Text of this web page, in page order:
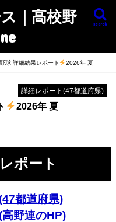
｜高校野
search
球 詳細結果レポート 2026年 夏
詳細レポート(47都道府県)
2026年 夏
ポート
都道府県)
野連のHP)